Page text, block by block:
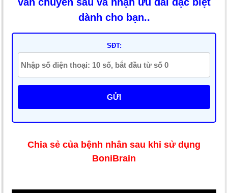
dành cho bạn..
SĐT:
GỬI
Chia sẻ của bệnh nhân sau khi sử dụng
BoniBrain